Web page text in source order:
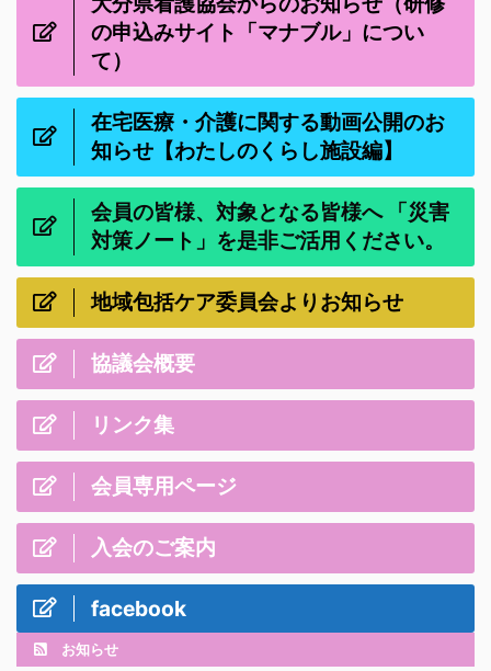
の申込みサイト「マナブル」につい
て）
在宅医療・介護に関する動画公開のお
知らせ【わたしのくらし施設編】
会員の皆様、対象となる皆様へ 「災害
対策ノート」を是非ご活用ください。
地域包括ケア委員会よりお知らせ
協議会概要
リンク集
会員専用ページ
入会のご案内
facebook
お知らせ